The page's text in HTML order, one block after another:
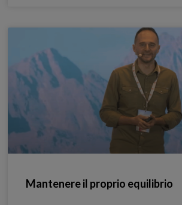
Mantenere il proprio equilibrio